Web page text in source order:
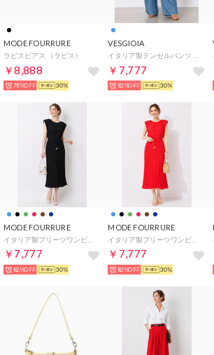
MODE FOURRURE
ラピスピアス （ラピス）
￥8,888
78%OFF 30%
VESGIOIA
イタリア製テンセルパンツ （ライトブルー）
￥7,777
82%OFF 30%
MODE FOURRURE
￥7,777
82%OFF 30%
MODE FOURRURE
￥7,777
82%OFF 30%